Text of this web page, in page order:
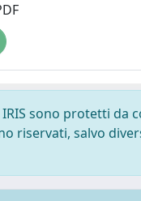
sono protetti da
riservati, salvo